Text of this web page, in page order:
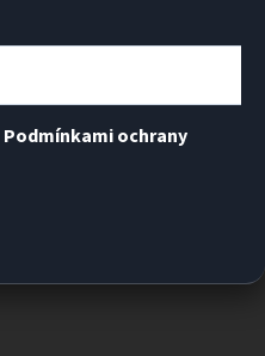
Podmínkami ochrany